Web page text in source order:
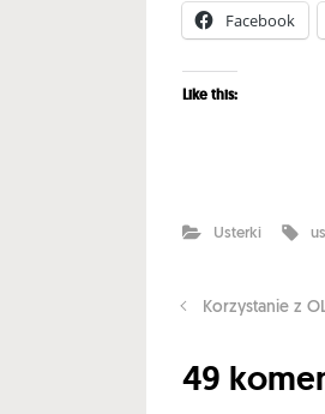
Facebook
Like this:
Usterki
Korzystanie z
49